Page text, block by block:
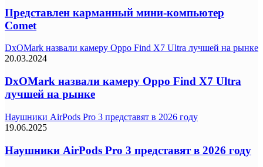
Представлен карманный мини-компьютер
Comet
DxOMark назвали камеру Oppo Find X7 Ultra лучшей на рынке
20.03.2024
DxOMark назвали камеру Oppo Find X7 Ultra
лучшей на рынке
Наушники AirPods Pro 3 представят в 2026 году
19.06.2025
Наушники AirPods Pro 3 представят в 2026 году